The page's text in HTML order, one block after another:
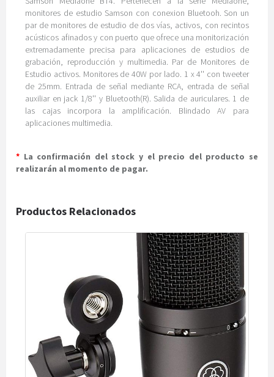
monitores de estudio Samson con conexion Bluetooh. Son un
par de monitores de estudio de dos vías, activos, con recintos
acústicos afinados y con puerto que ofrece una monitorización
extremadamente precisa para aplicaciones de estudios de
grabación, reproducción y multimedia. Par de Monitores de
Estudio activos. Monitores de 40W por lado. 1 x 4'' con tweeter
de 25mm. Entrada de señal mediante RCA, entrada de señal
auxiliar en jack 1/8'' y Bluetooth(R). Salida de auriculares. 1 de
las cajas incorpora la amplificación. Blindado AV para
aplicaciones multimedia.
* La confirmación del stock y el precio del producto se
realizarán al momento de pagar.
Productos Relacionados